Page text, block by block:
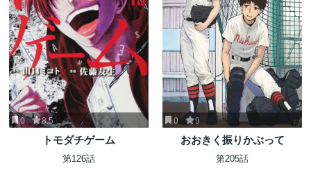
0 8.5
トモダチゲーム
第126話
0 9
おおきく振りかぶって
第205話